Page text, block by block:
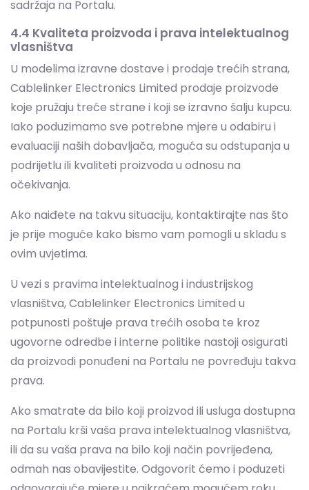
Cablelinker Electronics Limited prodaje proizvode
koje pružaju treće strane i koji se izravno šalju kupcu.
Iako poduzimamo sve potrebne mjere u odabiru i
evaluaciji naših dobavljača, moguća su odstupanja u
podrijetlu ili kvaliteti proizvoda u odnosu na
očekivanja.
Ako naiđete na takvu situaciju, kontaktirajte nas što
je prije moguće kako bismo vam pomogli u skladu s
ovim uvjetima.
U vezi s pravima intelektualnog i industrijskog
vlasništva, Cablelinker Electronics Limited u
potpunosti poštuje prava trećih osoba te kroz
ugovorne odredbe i interne politike nastoji osigurati
da proizvodi ponuđeni na Portalu ne povređuju takva
prava.
Ako smatrate da bilo koji proizvod ili usluga dostupna
na Portalu krši vaša prava intelektualnog vlasništva,
ili da su vaša prava na bilo koji način povrijeđena,
odmah nas obavijestite. Odgovorit ćemo i poduzeti
odgovarajuće mjere u najkraćem mogućem roku.
5. GEOGRAFSKI DOSEG
Proizvodi ponuđeni putem ove internetske stranice
dostupni su za kupnju u svim zemljama u kojima je